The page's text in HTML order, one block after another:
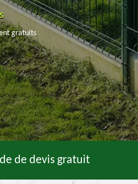
gratuits
de devis gratuit